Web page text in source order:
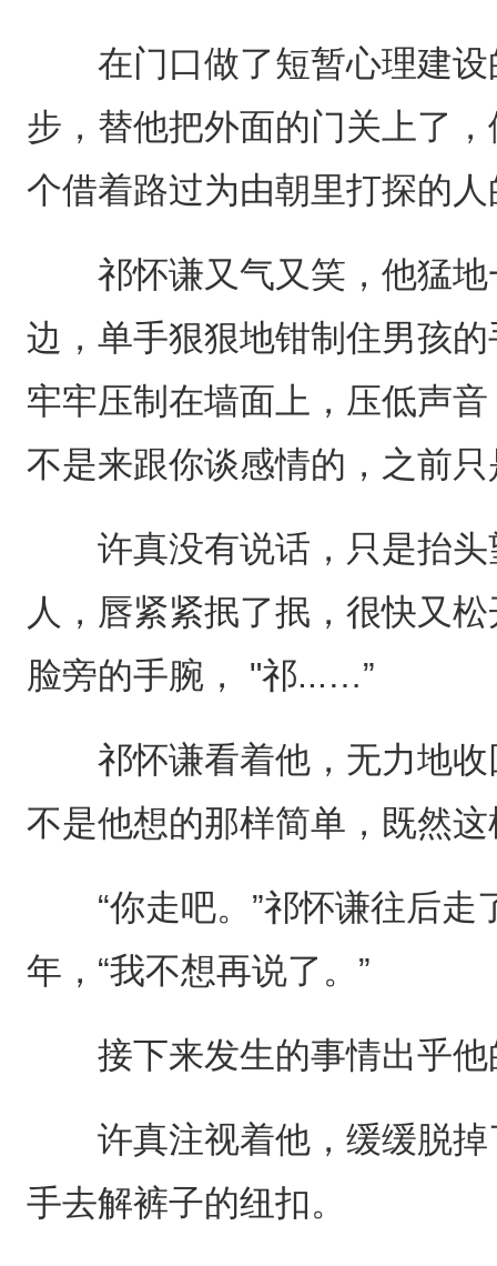
在门口做了短暂心理建设
步，替他把外面的门关上了
个借着路过为由朝里打探的
祁怀谦又气又笑，他猛地
边，单手狠狠地钳制住男孩
牢牢压制在墙面上，压低声
不是来跟你谈感情的，之前
许真没有说话，只是抬头
人，唇紧紧抿了抿，很快又
脸旁的手腕， "祁...…”
祁怀谦看着他，无力地收
不是他想的那样简单，既然
“你走吧。”祁怀谦往后走
年，“我不想再说了。”
接下来发生的事情出乎他
许真注视着他，缓缓脱掉
手去解裤子的纽扣。